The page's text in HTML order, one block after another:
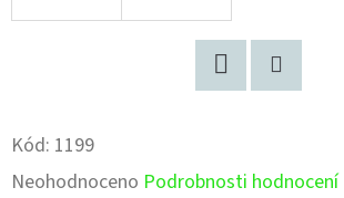
Kód: 1199
Průměrné
Neohodnoceno Podrobnosti hodnocení